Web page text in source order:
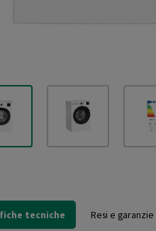
tecniche Resi e garanzie